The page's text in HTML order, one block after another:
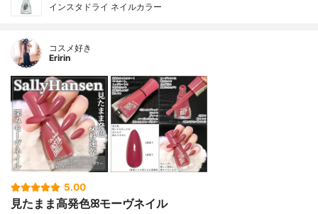
インスタドライ ネイルカラー
コスメ好き
Eririn
5.00
見たまま高発色ꕤモーヴネイル